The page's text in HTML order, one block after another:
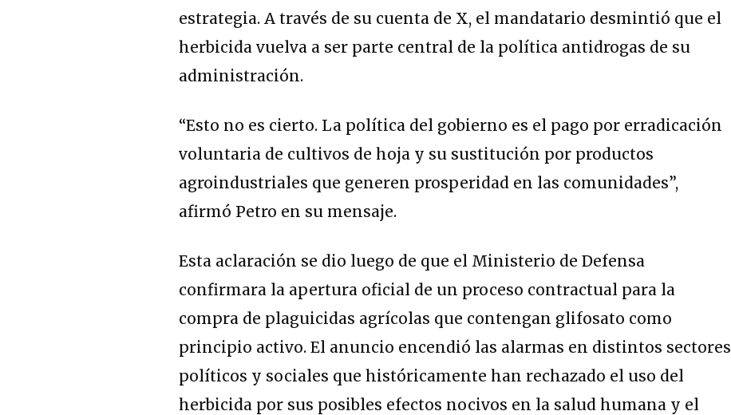
estrategia. A través de su cuenta de X, el mandatario desmintió que el
herbicida vuelva a ser parte central de la política antidrogas de su
administración.
“Esto no es cierto. La política del gobierno es el pago por erradicación
voluntaria de cultivos de hoja y su sustitución por productos
agroindustriales que generen prosperidad en las comunidades”,
afirmó Petro en su mensaje.
Esta aclaración se dio luego de que el Ministerio de Defensa
confirmara la apertura oficial de un proceso contractual para la
compra de plaguicidas agrícolas que contengan glifosato como
principio activo. El anuncio encendió las alarmas en distintos sectores
políticos y sociales que históricamente han rechazado el uso del
herbicida por sus posibles efectos nocivos en la salud humana y el